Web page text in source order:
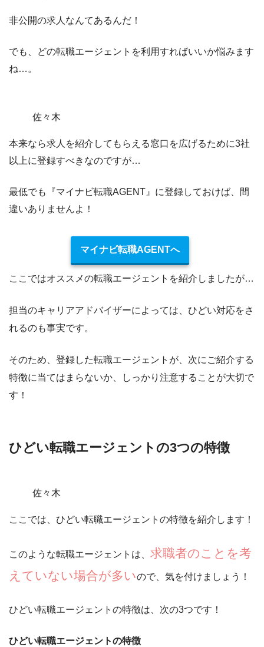
非公開の求人なんてあるんだ！
でも、どの転職エージェントを利用すればいいか悩みます
ね…。
佐々木
本来なら求人を紹介してもらえる窓口を広げるために3社
以上に登録すべきなのですが…
最低でも『マイナビ転職AGENT 』に登録しておけば、間
違いありませんよ！
マイナビ転職AGENTへ
ここではオススメの転職エージェントを紹介しましたが…
担当のキャリアアドバイザーによっては、ひどい対応をさ
れるのも事実です。
そのため、登録した転職エージェントが、次にご紹介する
特徴に当てはまらないか、しっかり注意することが大切で
す！
ひどい転職エージェントの3つの特徴
佐々木
ここでは、ひどい転職エージェントの特徴を紹介します！
このような転職エージェントは、 求職者のことを考
えていない場合が多いので、気を付けましょう！
ひどい転職エージェントの特徴は、次の3つです！
ひどい転職エージェントの特徴